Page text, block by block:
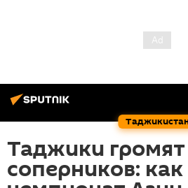
Таджики громят
соперников: